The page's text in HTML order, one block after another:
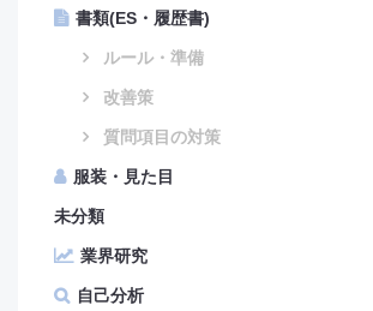
書類(ES・履歴書)
ルール・準備
改善策
質問項目の対策
服装・見た目
未分類
業界研究
自己分析